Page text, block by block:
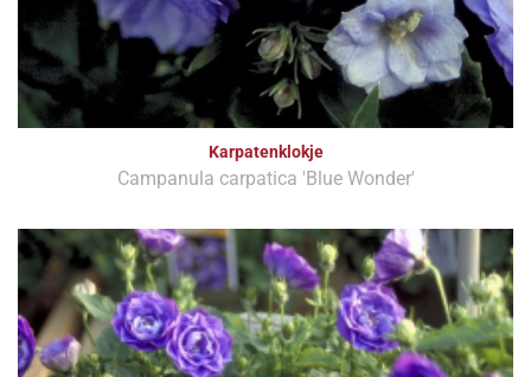
Karpatenklokje
Campanula carpatica 'Blue Wonder'